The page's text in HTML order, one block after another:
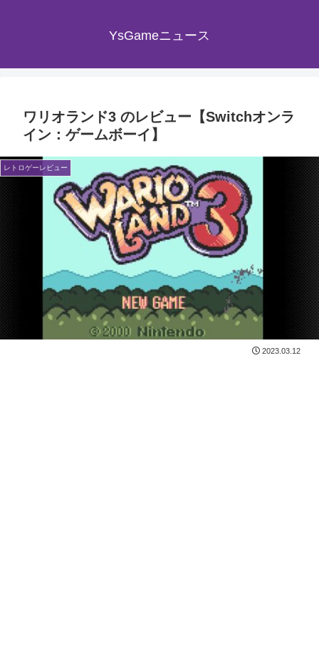
YsGameニュース
ワリオランド3 のレビュー【Switchオンラ
イン：ゲームボーイ】
レトロゲーレビュー
2023.03.12